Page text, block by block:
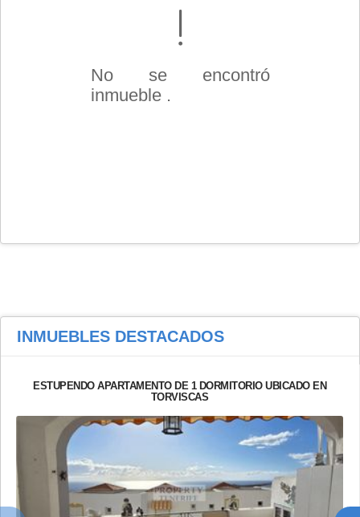
No se encontró
inmueble .
INMUEBLES DESTACADOS
ESTUPENDO APARTAMENTO DE 1 DORMITORIO UBICADO EN
TORVISCAS